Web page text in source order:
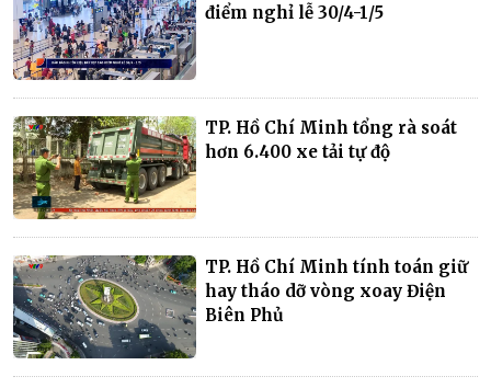
điểm nghỉ lễ 30/4-1/5
TP. Hồ Chí Minh tổng rà soát
hơn 6.400 xe tải tự độ
TP. Hồ Chí Minh tính toán giữ
hay tháo dỡ vòng xoay Điện
Biên Phủ